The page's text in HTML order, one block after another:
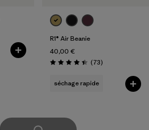
R1® Air Beanie
40,00 €
Évaluation: 4.4 / 5
(73Avis
)
séchage rapide